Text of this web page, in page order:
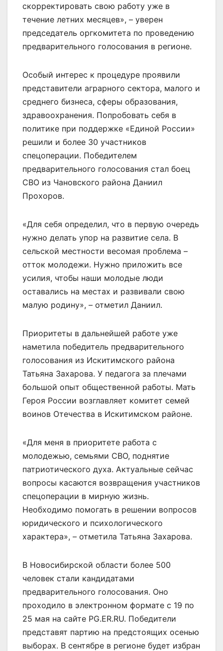
скорректировать свою работу уже в
течение летних месяцев», – уверен
председатель оргкомитета по проведению
предварительного голосования в регионе.
Особый интерес к процедуре проявили
представители аграрного сектора, малого и
среднего бизнеса, сферы образования,
здравоохранения. Попробовать себя в
политике при поддержке «Единой России»
решили и более 30 участников
спецоперации. Победителем
предварительного голосования стал боец
СВО из Чановского района Даниил
Прохоров.
«Для себя определил, что в первую очередь
нужно делать упор на развитие села. В
сельской местности весомая проблема –
отток молодежи. Нужно приложить все
усилия, чтобы наши молодые люди
оставались на местах и развивали свою
малую родину», – отметил Даниил.
Приоритеты в дальнейшей работе уже
наметила победитель предварительного
голосования из Искитимского района
Татьяна Захарова. У педагога за плечами
большой опыт общественной работы. Мать
Героя России возглавляет комитет семей
воинов Отечества в Искитимском районе.
«Для меня в приоритете работа с
молодежью, семьями СВО, поднятие
патриотического духа. Актуальные сейчас
вопросы касаются возвращения участников
спецоперации в мирную жизнь.
Необходимо помогать в решении вопросов
юридического и психологического
характера», – отметила Татьяна Захарова.
В Новосибирской области более 500
человек стали кандидатами
предварительного голосования. Оно
проходило в электронном формате с 19 по
25 мая на сайте PG.ER.RU. Победители
представят партию на предстоящих осенью
выборах. В сентябре в регионе будет избран